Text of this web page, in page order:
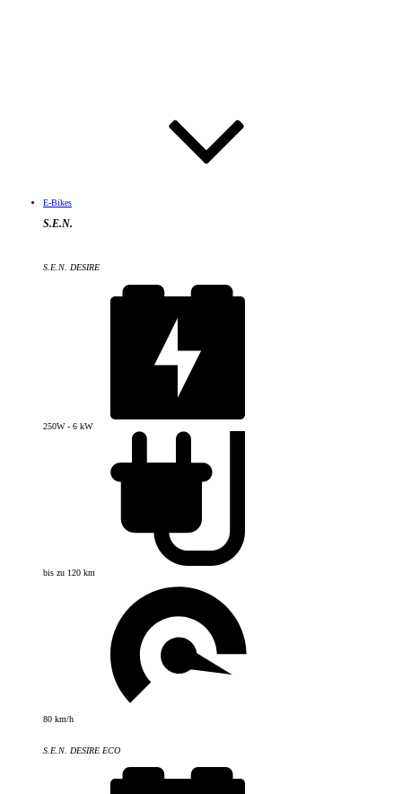
E-Bikes
S.E.N.
S.E.N. DESIRE
250W - 6 kW
bis zu 120 km
80 km/h
S.E.N. DESIRE ECO